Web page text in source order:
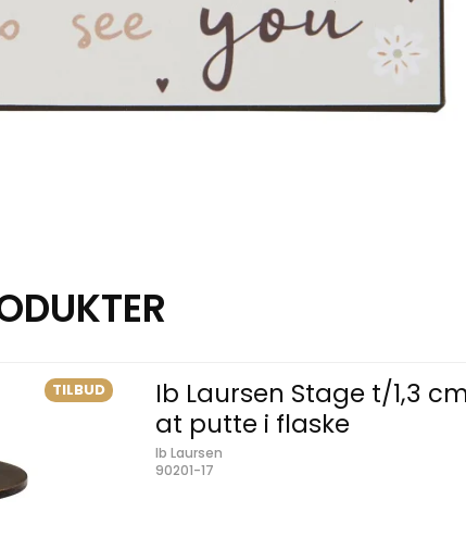
TILBUD
Ib Laursen Stage t/1,3
at putte i flaske
Ib Laursen
90201-17